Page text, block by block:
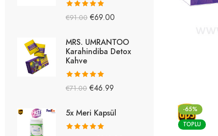
-65%
TOPLU
5 üzerinden
€91.00 €69.00
MRS. UMRANTOO
Karahindiba Detox
Kahve
5 üzerinden
€71.00 €46.99
5x Meri Kapsül